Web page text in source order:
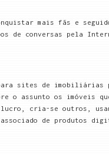
mais fãs e
conversas pela
sites de imobiliárias
assunto os imóveis
cria-se outros,
de produtos